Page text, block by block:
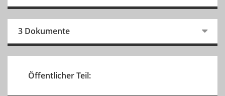
3 Dokumente
Öffentlicher Teil: